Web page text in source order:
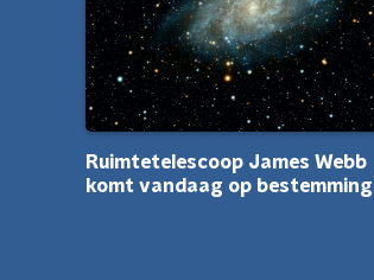
Ruimtetelescoop James Webb
komt vandaag op bestemming